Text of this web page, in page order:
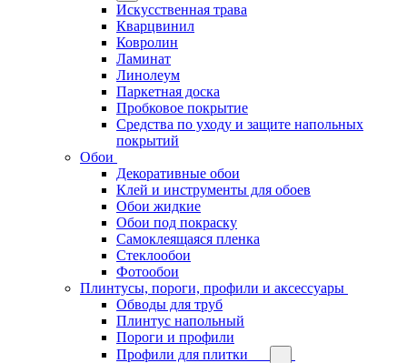
Искусственная трава
Кварцвинил
Ковролин
Ламинат
Линолеум
Паркетная доска
Пробковое покрытие
Средства по уходу и защите напольных
покрытий
Обои
Декоративные обои
Клей и инструменты для обоев
Обои жидкие
Обои под покраску
Самоклеящаяся пленка
Стеклообои
Фотообои
Плинтусы, пороги, профили и аксессуары
Обводы для труб
Плинтус напольный
Пороги и профили
Профили для плитки